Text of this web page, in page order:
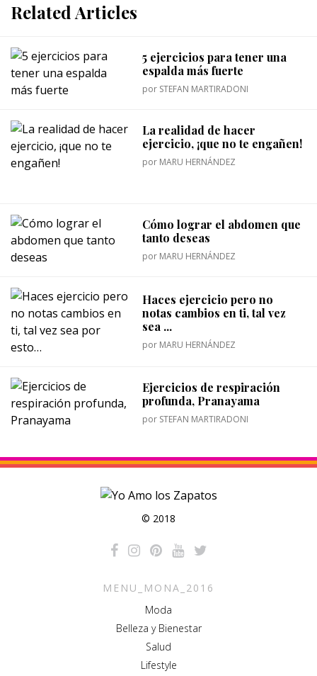
Related Articles
5 ejercicios para tener una
espalda más fuerte
por STEFAN MARTIRADONI
La realidad de hacer
ejercicio, ¡que no te engañen!
por MARU HERNÁNDEZ
Cómo lograr el abdomen que
tanto deseas
por MARU HERNÁNDEZ
Haces ejercicio pero no
notas cambios en ti, tal vez
sea ...
por MARU HERNÁNDEZ
Ejercicios de respiración
profunda, Pranayama
por STEFAN MARTIRADONI
© 2018
MENU_MONA_2016
Moda
Belleza y Bienestar
Salud
Lifestyle